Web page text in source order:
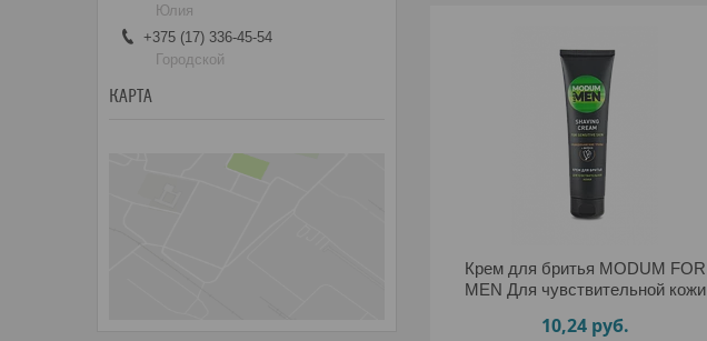
Крем для бритья MODUM FOR
MEN Для чувствительной кожи
10,24 руб.
Юлия
+375 (17) 336-45-54
Городской
КАРТА